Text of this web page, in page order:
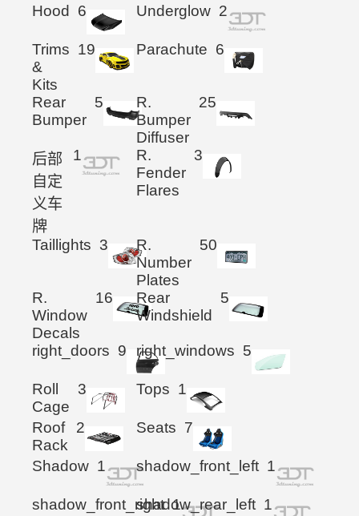
Hood 6 Underglow 2
Trims
&
Kits
19 Parachute 6
Rear
Bumper
5
R.
Bumper
Diffuser
25
后部
自定
义车
牌
1
R.
Fender
Flares
3
Taillights 3
R.
Number
Plates
50
R.
Window
Decals
16
Rear
Windshield
5
right_doors 9 right_windows 5
Roll
Cage
3 Tops 1
Roof
Rack
2 Seats 7
Shadow 1 shadow_front_left 1
shadow_front_right 1
shadow_rear_left 1